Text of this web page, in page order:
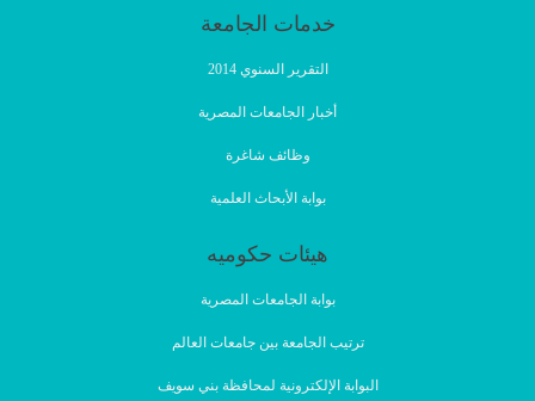
خدمات الجامعة
التقرير السنوي 2014
أخبار الجامعات المصرية
وظائف شاغرة
بوابة الأبحاث العلمية
هيئات حكوميه
بوابة الجامعات المصرية
ترتيب الجامعة بين جامعات العالم
البوابة الإلكترونية لمحافظة بني سويف